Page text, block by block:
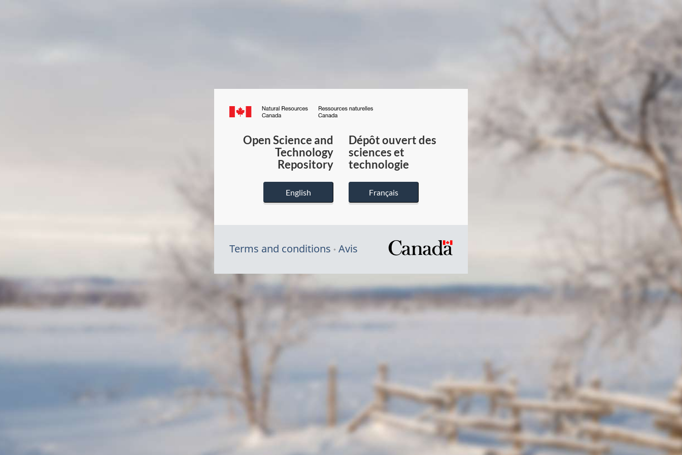
Canada.ca
du
Canada
Open Science and
Technology
Repository
English
Dépôt ouvert des
sciences et
technologie
Français
Terms and conditions Avis
/
du
gouvernement
du